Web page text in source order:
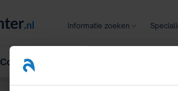
Informatie zoeken
Concurrentiebeding